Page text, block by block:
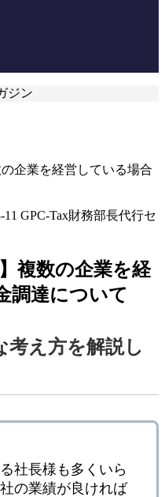
ジン
企業を経営している場合
11 GPC-Tax財務部長代行セ
複数の企業を経
調達について
え方を解説し
社長様も多くいら
の業績が良ければ